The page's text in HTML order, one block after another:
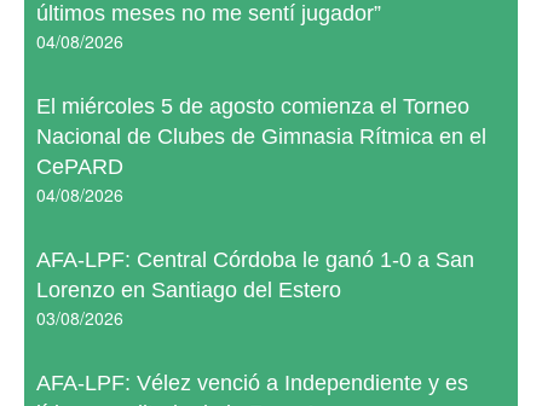
últimos meses no me sentí jugador”
04/08/2026
El miércoles 5 de agosto comienza el Torneo
Nacional de Clubes de Gimnasia Rítmica en el
CePARD
04/08/2026
AFA-LPF: Central Córdoba le ganó 1-0 a San
Lorenzo en Santiago del Estero
03/08/2026
AFA-LPF: Vélez venció a Independiente y es